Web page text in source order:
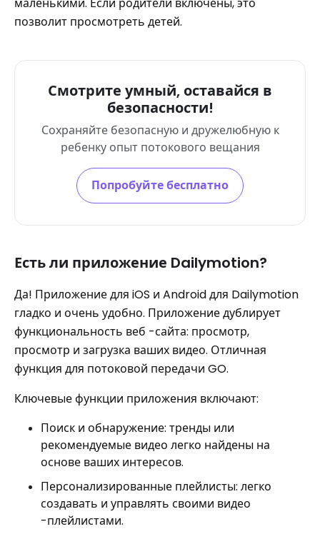
позволит просмотреть детей.
Смотрите умный, оставайся в
безопасности!
Сохраняйте безопасную и дружелюбную к
ребенку опыт потокового вещания
Попробуйте бесплатно
Есть ли приложение Dailymotion?
Да! Приложение для iOS и Android для Dailymotion
гладко и очень удобно. Приложение дублирует
функциональность веб -сайта: просмотр,
просмотр и загрузка ваших видео. Отличная
функция для потоковой передачи GO.
Ключевые функции приложения включают:
Поиск и обнаружение: тренды или
рекомендуемые видео легко найдены на
основе ваших интересов.
Персонализированные плейлисты: легко
создавать и управлять своими видео
-плейлистами.